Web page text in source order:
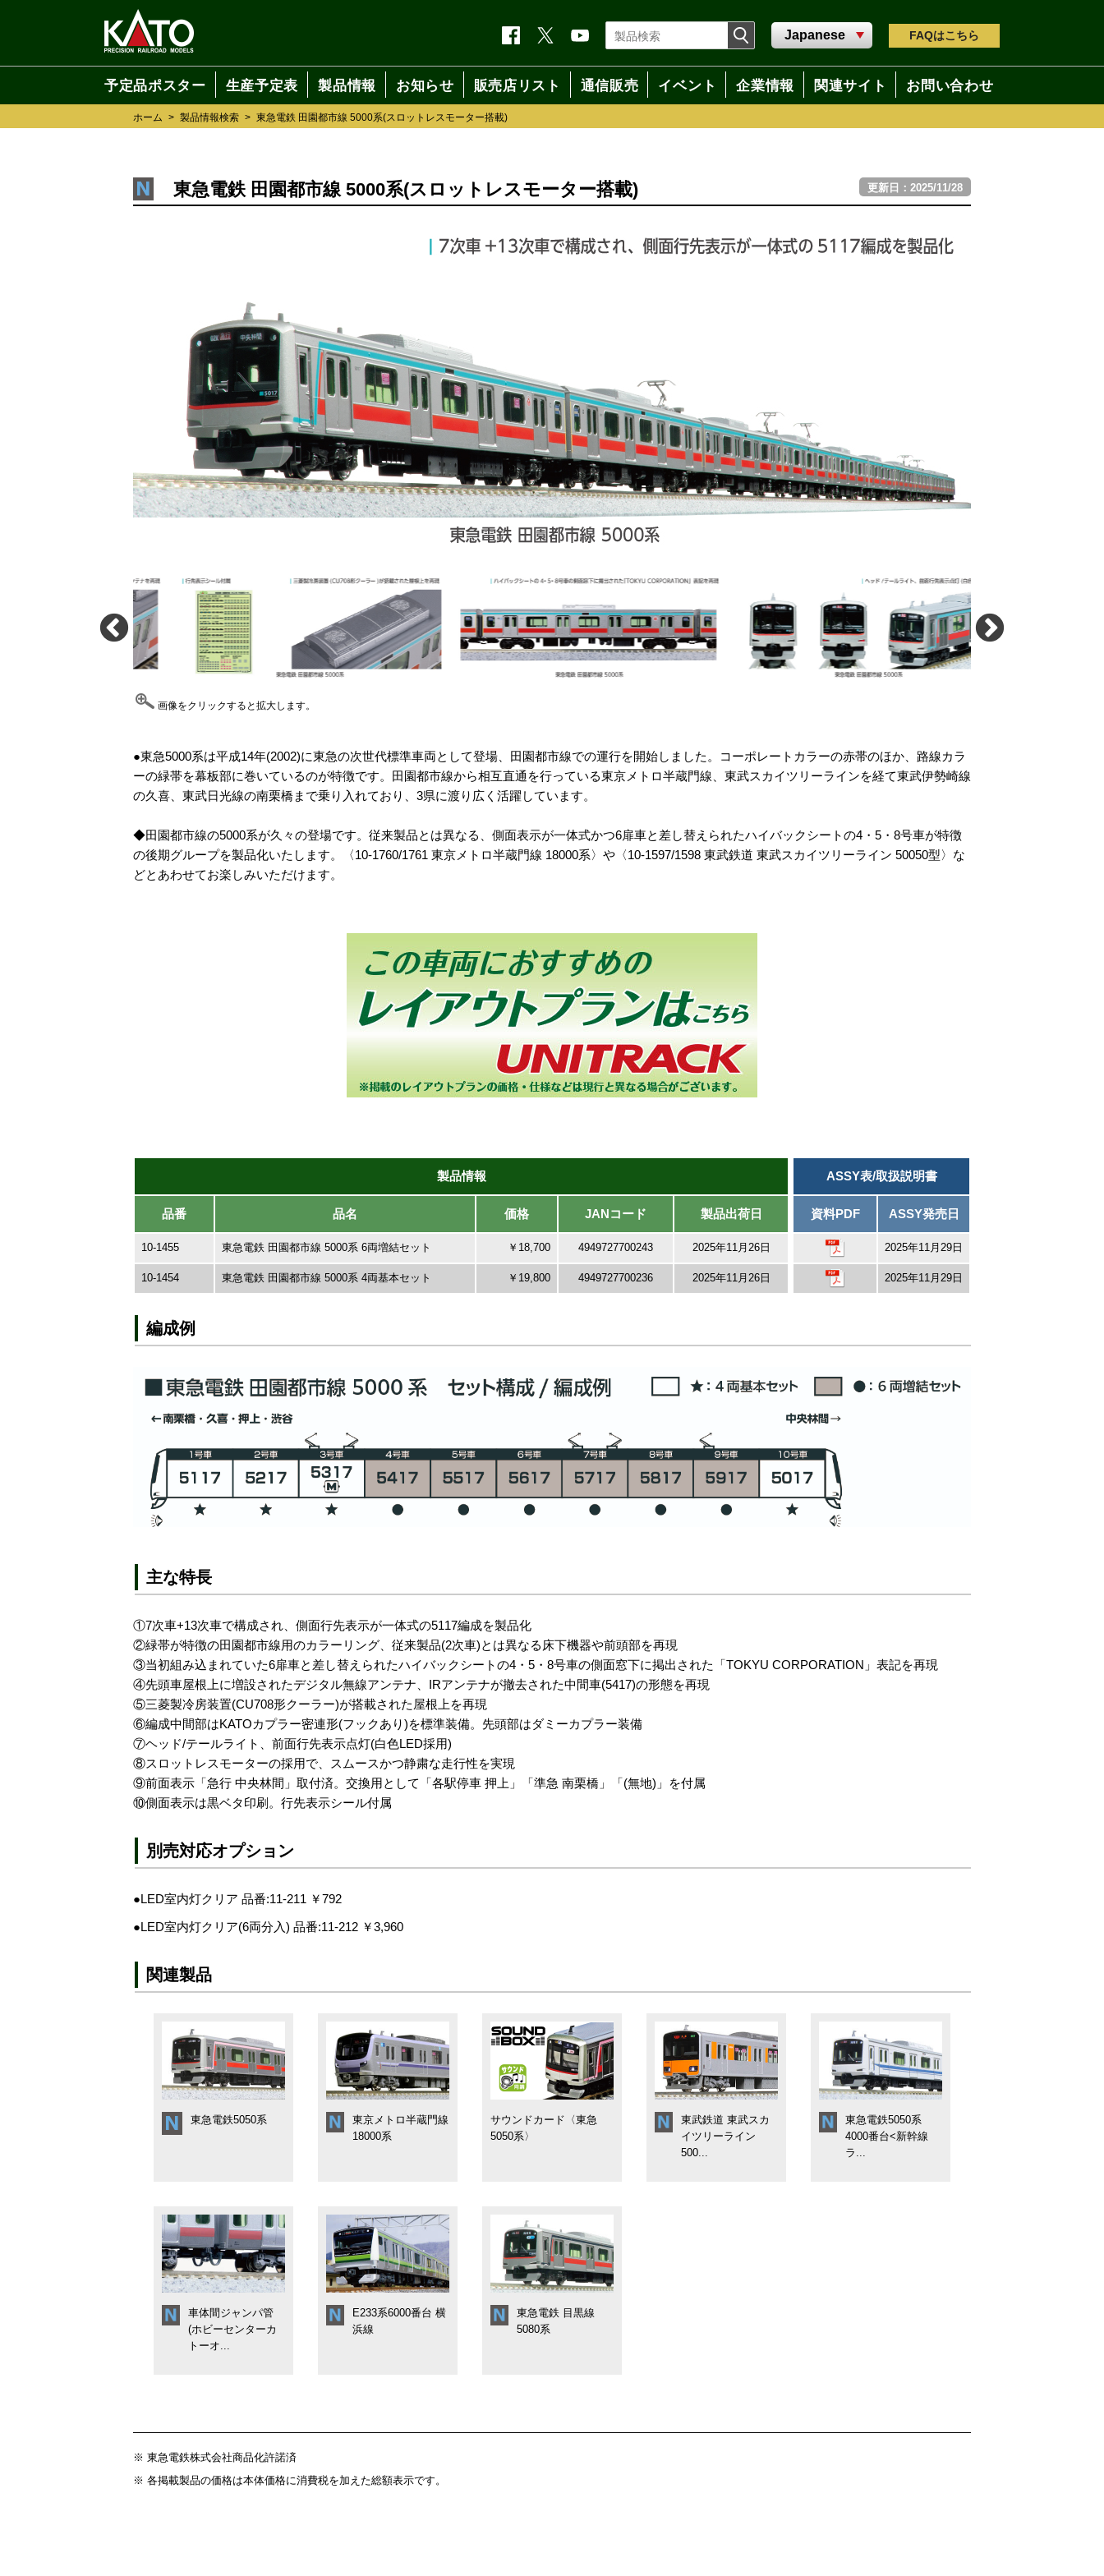
FAQはこちら
予定品ポスター 生産予定表 製品情報 お知らせ 販売店リスト 通信販売 イベント 企業情報 関連サイト お問い合わせ
ホーム > 製品情報検索 > 東急電鉄 田園都市線 5000系(スロットレスモーター搭載)
東急電鉄 田園都市線 5000系(スロットレスモーター搭載) 更新日：2025/11/28
画像をクリックすると拡大します。
●東急5000系は平成14年(2002)に東急の次世代標準車両として登場、田園都市線での運行を開始しました。コーポレートカラーの赤帯のほか、路線カラ
ーの緑帯を幕板部に巻いているのが特徴です。田園都市線から相互直通を行っている東京メトロ半蔵門線、東武スカイツリーラインを経て東武伊勢崎線
の久喜、東武日光線の南栗橋まで乗り入れており、3県に渡り広く活躍しています。
◆田園都市線の5000系が久々の登場です。従来製品とは異なる、側面表示が一体式かつ6扉車と差し替えられたハイバックシートの4・5・8号車が特徴
の後期グループを製品化いたします。〈10-1760/1761 東京メトロ半蔵門線 18000系〉や〈10-1597/1598 東武鉄道 東武スカイツリーライン 50050型〉な
どとあわせてお楽しみいただけます。
製品情報 ASSY表/取扱説明書
品番 品名 価格 JANコード 製品出荷日 資料PDF ASSY発売日
10-1455 東急電鉄 田園都市線 5000系 6両増結セット ￥18,700 4949727700243 2025年11月26日 2025年11月29日
10-1454 東急電鉄 田園都市線 5000系 4両基本セット ￥19,800 4949727700236 2025年11月26日 2025年11月29日
編成例
主な特長
①7次車+13次車で構成され、側面行先表示が一体式の5117編成を製品化
②緑帯が特徴の田園都市線用のカラーリング、従来製品(2次車)とは異なる床下機器や前頭部を再現
③当初組み込まれていた6扉車と差し替えられたハイバックシートの4・5・8号車の側面窓下に掲出された「TOKYU CORPORATION」表記を再現
④先頭車屋根上に増設されたデジタル無線アンテナ、IRアンテナが撤去された中間車(5417)の形態を再現
⑤三菱製冷房装置(CU708形クーラー)が搭載された屋根上を再現
⑥編成中間部はKATOカプラー密連形(フックあり)を標準装備。先頭部はダミーカプラー装備
⑦ヘッド/テールライト、前面行先表示点灯(白色LED採用)
⑧スロットレスモーターの採用で、スムースかつ静粛な走行性を実現
⑨前面表示「急行 中央林間」取付済。交換用として「各駅停車 押上」「準急 南栗橋」「(無地)」を付属
⑩側面表示は黒ベタ印刷。行先表示シール付属
別売対応オプション
●LED室内灯クリア 品番:11-211 ￥792
●LED室内灯クリア(6両分入) 品番:11-212 ￥3,960
関連製品
東急電鉄5050系
東京メトロ半蔵門線
18000系
サウンドカード〈東急
5050系〉
東武鉄道 東武スカ
イツリーライン
500...
東急電鉄5050系
4000番台<新幹線
ラ...
車体間ジャンパ管
(ホビーセンターカ
トーオ...
E233系6000番台 横
浜線
東急電鉄 目黒線
5080系
※ 東急電鉄株式会社商品化許諾済
※ 各掲載製品の価格は本体価格に消費税を加えた総額表示です。